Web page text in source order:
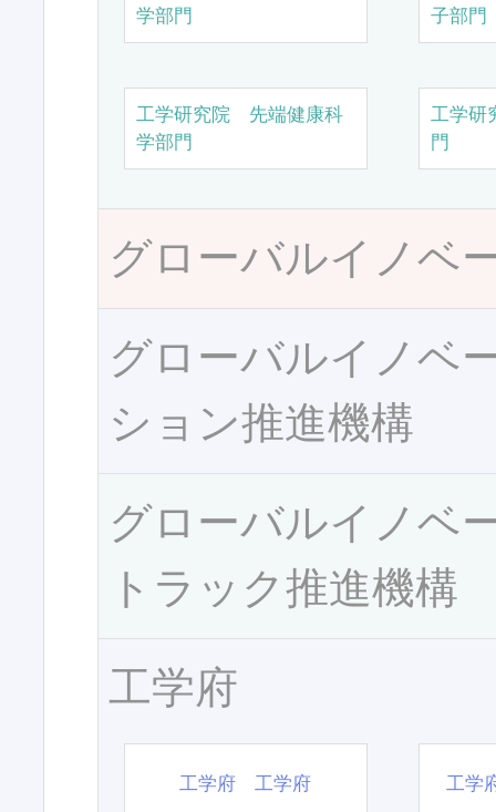
学部門
子部門
工学研究院 先端健康科
学部門
工学研
門
グローバルイノベ
グローバルイノベ
ション推進機構
グローバルイノベ
トラック推進機構
工学府
工学府 工学府 工学